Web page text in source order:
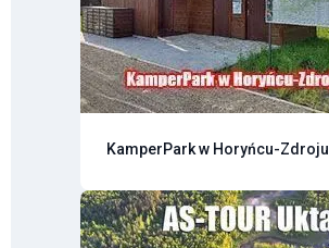
KamperPark w Horyńcu-Zdroju